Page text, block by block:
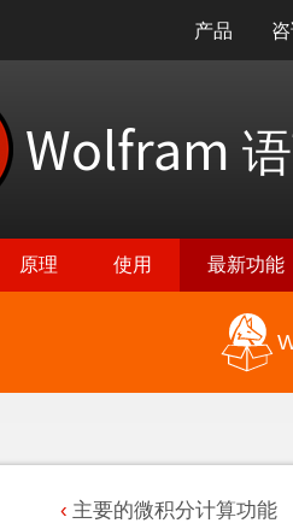
产品
Wolfram
原理 使用 最新功能
主要的微积分计算功能